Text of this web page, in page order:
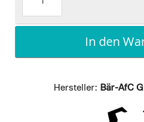
In den
Hersteller: Bär-AfC